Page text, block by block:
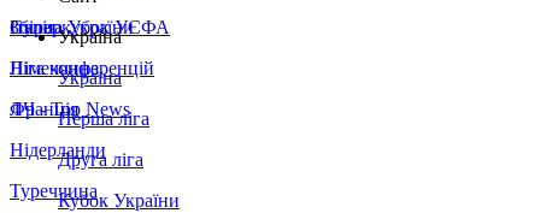
Збірна України
Італія
Німеччина
Франція
Нідерланди
Туреччина
Суперкубок УЄФА
Ліга конференцій
ЛЧ - Top News
Україна
Україна
Перша ліга
Друга ліга
Кубок України